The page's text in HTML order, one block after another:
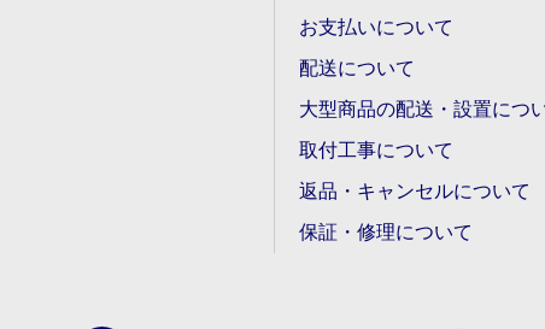
お支払いについて
配送について
大型商品の配送・設置につ
取付工事について
返品・キャンセルについて
保証・修理について